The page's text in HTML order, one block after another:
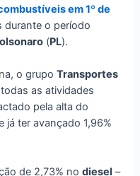
em 1º de
durante o período
(PL).
o grupoTransportes
as atividades
pela alta do
já ter avançado 1,96%
de 2,73% nodiesel –